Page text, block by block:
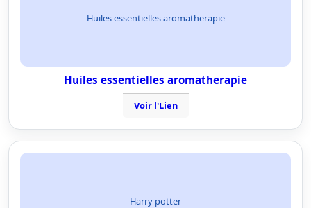
Huiles essentielles aromatherapie
Huiles essentielles aromatherapie
Voir l'Lien
Harry potter